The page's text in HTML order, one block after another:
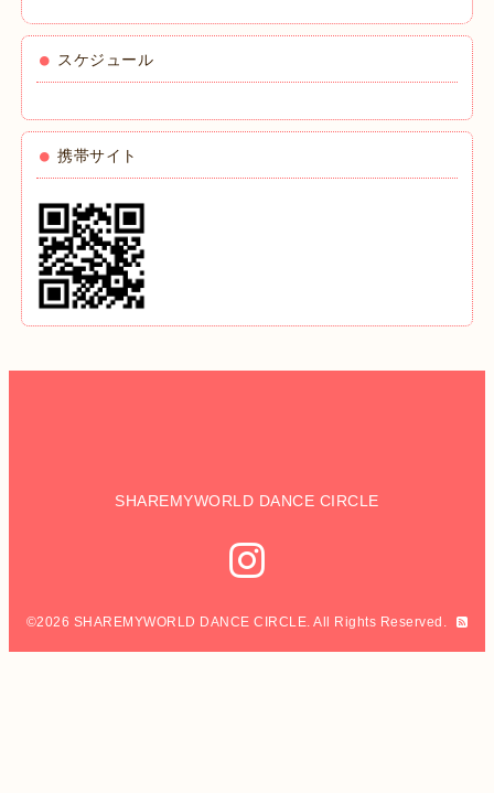
スケジュール
携帯サイト
SHAREMYWORLD DANCE CIRCLE
©2026 SHAREMYWORLD DANCE CIRCLE. All Rights Reserved.